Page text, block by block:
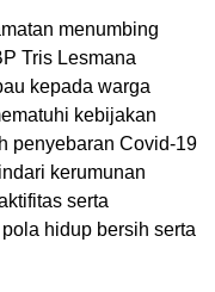
menumbing
Tris Lesmana
kepada warga
kebijakan
penyebaran Covid-19
kerumunan
serta
hidup bersih serta